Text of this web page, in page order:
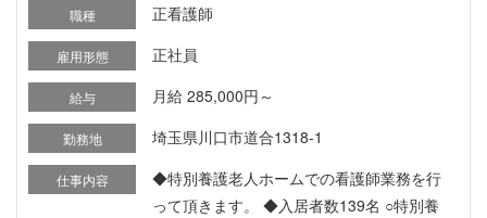
職種 正看護師
雇用形態 正社員
給与 月給 285,000円～
勤務地 埼玉県川口市道合1318-1
仕事内容
◆特別養護老人ホームでの看護師業務を行
って頂きます。 ◆入居者数139名 ○特別養